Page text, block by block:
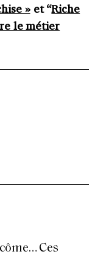
»et “Riche
le métier
Ces